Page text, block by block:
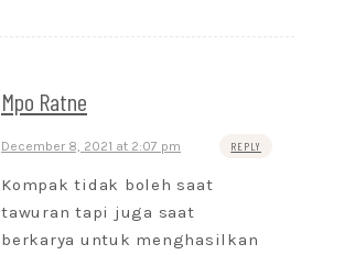
Mpo Ratne
December 8, 2021 at 2:07 pm REPLY
Kompak tidak boleh saat
tawuran tapi juga saat
berkarya untuk menghasilkan